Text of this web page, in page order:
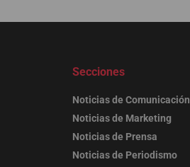
Secciones
Noticias de Comunicación
Noticias de Marketing
Noticias de Prensa
Noticias de Periodismo